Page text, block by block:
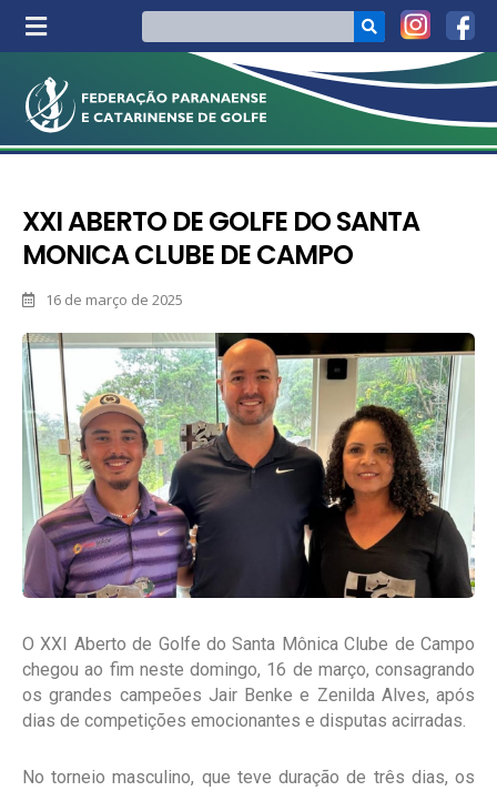
XXI ABERTO DE GOLFE DO SANTA
MONICA CLUBE DE CAMPO
16 de março de 2025
O XXI Aberto de Golfe do Santa Mônica Clube de Campo
chegou ao fim neste domingo, 16 de março, consagrando
os grandes campeões Jair Benke e Zenilda Alves, após
dias de competições emocionantes e disputas acirradas.
No torneio masculino, que teve duração de três dias, os